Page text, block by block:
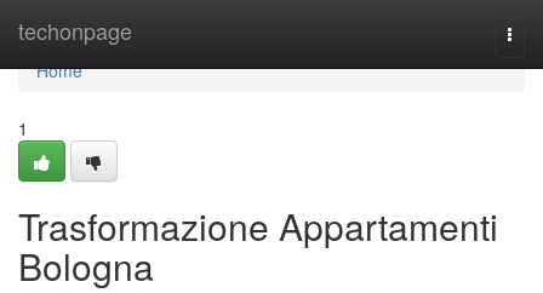
techonpage
Home
Home
1
Trasformazione Appartamenti
Bologna